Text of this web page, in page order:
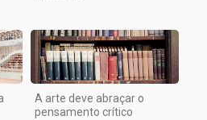
A arte deve abraçar o
pensamento crítico